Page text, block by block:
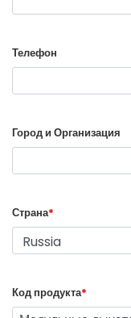
Телефон
Город и Организация
Страна*
Код продукта*